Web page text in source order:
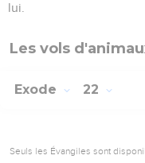
lui.
Les vols
Exode 22
Seuls les Évangiles sont